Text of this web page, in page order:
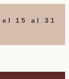
15 al 31